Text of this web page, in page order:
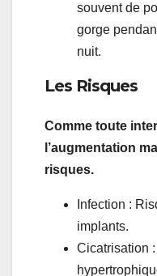
souvent de
gorge
nuit.
Les Risques
Comme toute
l’augmentation
risques.
Infection :
implants.
Cicatrisation